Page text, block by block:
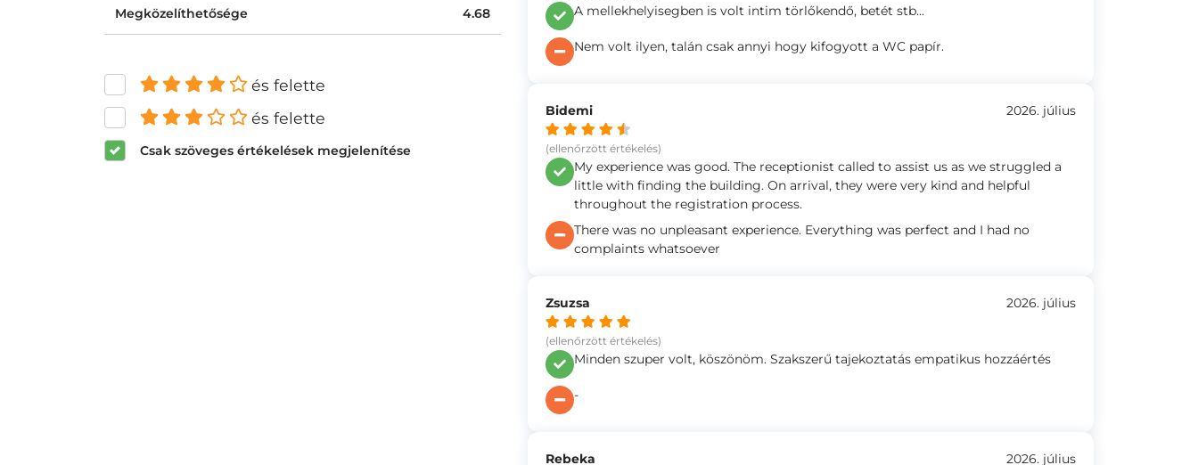
Megközelíthetősége 4.68
és felette
és felette
Csak szöveges értékelések megjelenítése
A mellekhelyisegben is volt intim törlőkendő, betét stb...
Nem volt ilyen, talán csak annyi hogy kifogyott a WC papír.
Bidemi
(ellenőrzött értékelés)
2026. július
My experience was good. The receptionist called to assist us as we struggled a
little with finding the building. On arrival, they were very kind and helpful
throughout the registration process.
There was no unpleasant experience. Everything was perfect and I had no
complaints whatsoever
Zsuzsa
(ellenőrzött értékelés)
2026. július
Minden szuper volt, köszönöm. Szakszerű tajekoztatás empatikus hozzáértés
-
Rebeka 2026. július